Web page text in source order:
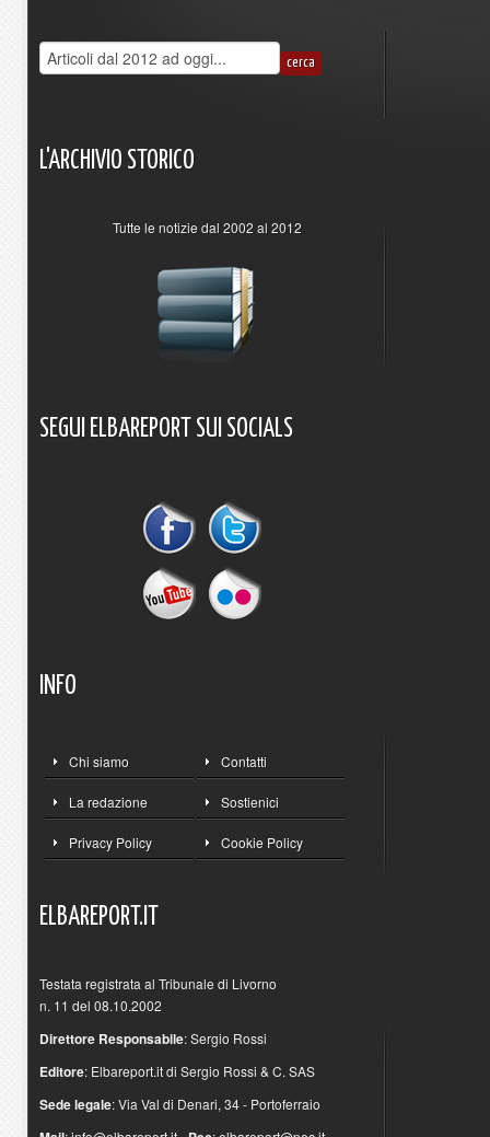
L'ARCHIVIO STORICO
Tutte le notizie dal 2002 al 2012
SEGUI ELBAREPORT SUI SOCIALS
INFO
Chi siamo Contatti
La redazione Sostienici
Privacy Policy Cookie Policy
ELBAREPORT.IT
Testata registrata al Tribunale di Livorno
n. 11 del 08.10.2002
Direttore Responsabile: Sergio Rossi
Editore: Elbareport.it di Sergio Rossi & C. SAS
Sede legale: Via Val di Denari, 34 - Portoferraio